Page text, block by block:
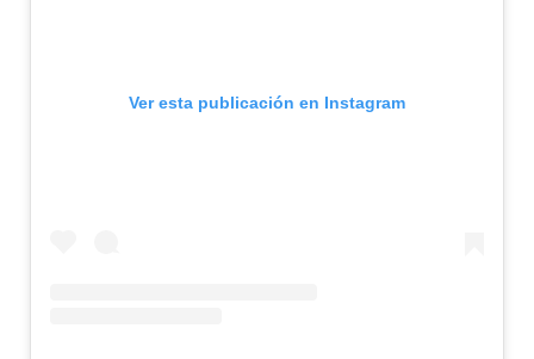
Ver esta publicación en Instagram